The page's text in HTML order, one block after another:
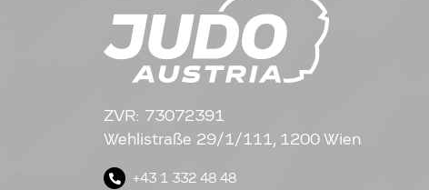
ZVR: 73072391
Wehlistraße 29/1/111, 1200 Wien
+43 1 332 48 48